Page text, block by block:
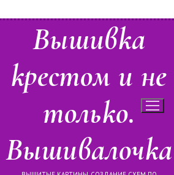
Вышивка
крестом и не
только.
Вышивалочка